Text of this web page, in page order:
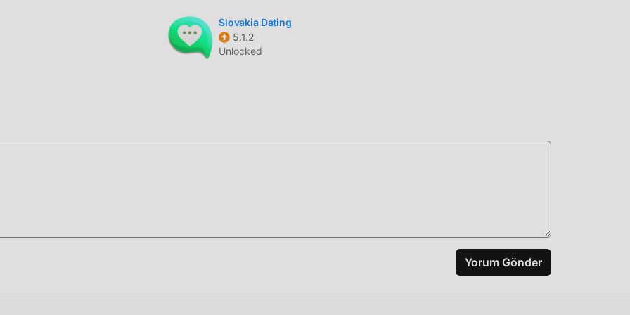
ücretsiz sağlamakla kalmaz, aynı zamanda mod sürümünü de
Ayrıca, tüm modlar moddroid tarafından manuel olarak
Şimdi, istemciye sadece moddroid'i indirmeniz gerekiyor, Free
hemen indir!
Slovakia Dating
5.1.2
Unlocked
Yorum Gönder